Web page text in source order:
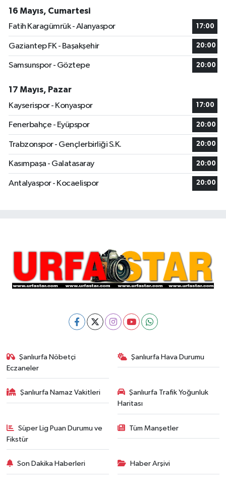
16 Mayıs, Cumartesi
Fatih Karagümrük - Alanyaspor
17:00
Gaziantep FK - Başakşehir 20:00
Samsunspor - Göztepe 20:00
17 Mayıs, Pazar
Kayserispor - Konyaspor
17:00
Fenerbahçe - Eyüpspor 20:00
Trabzonspor - Gençlerbirliği S.K. 20:00
Kasımpaşa - Galatasaray 20:00
Antalyaspor - Kocaelispor 20:00
Şanlıurfa Nöbetçi
Eczaneler
Şanlıurfa Hava Durumu
Şanlıurfa Namaz Vakitleri
Şanlıurfa Trafik Yoğunluk
Haritası
Süper Lig Puan Durumu ve
Fikstür
Tüm Manşetler
Son Dakika Haberleri Haber Arşivi